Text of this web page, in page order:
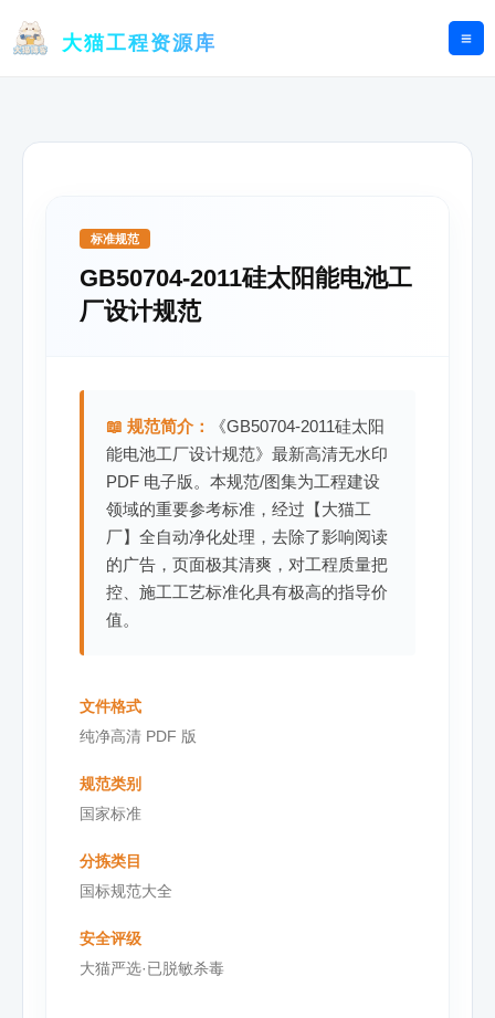
大猫工程资源库
标准规范
GB50704-2011硅太阳能电池工
厂设计规范
📖 规范简介：
《GB50704-2011硅太阳
能电池工厂设计规范》最新高清无水印
PDF 电子版。本规范/图集为工程建设
领域的重要参考标准，经过【大猫工
厂】全自动净化处理，去除了影响阅读
的广告，页面极其清爽，对工程质量把
控、施工工艺标准化具有极高的指导价
值。
文件格式
纯净高清 PDF 版
规范类别
国家标准
分拣类目
国标规范大全
安全评级
大猫严选·已脱敏杀毒